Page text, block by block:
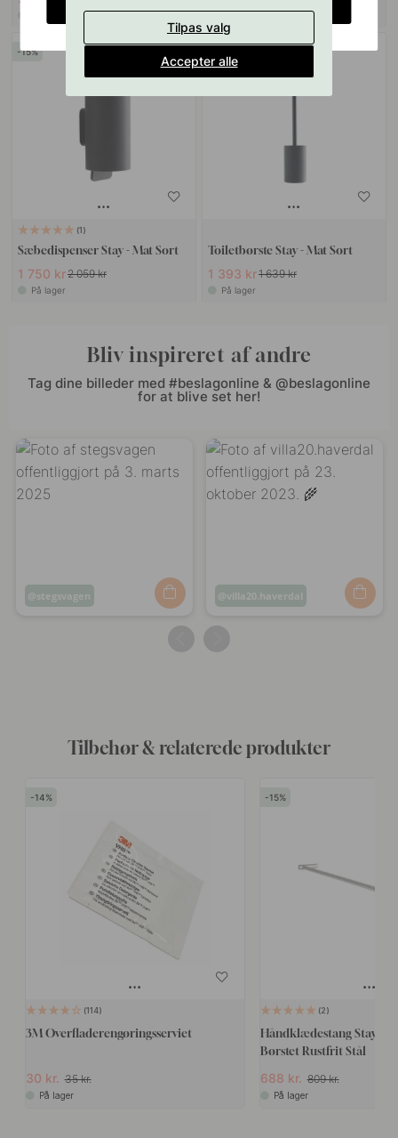
På lager
15
1
Sæbedispenser Stay - Mat Sort
1 750 kr2 059 kr
På lager
Toiletbørste Stay - Mat Sort
1 393 kr1 639 kr
På lager
Bliv inspireret af andre
Tag dine billeder med #beslagonline & @beslagonline
for at blive set her!
Opslag
stegsvagen
Opslag
villa20.haverdal
Tilbehør & relaterede produkter
14
114
3M Overfladerengøringsserviet
30 kr. 35 kr.
På lager
15
2
Håndklædestang Stay -
Børstet Rustfrit Stål
688 kr. 809 kr.
På lager
Tilpas valg
Accepter alle